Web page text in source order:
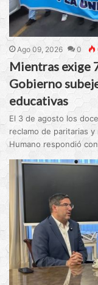
Ago 09, 2026 0
Mientras exige
Gobierno
educativas
El 3 de agosto los
reclamo de paritarias
Humano respondió